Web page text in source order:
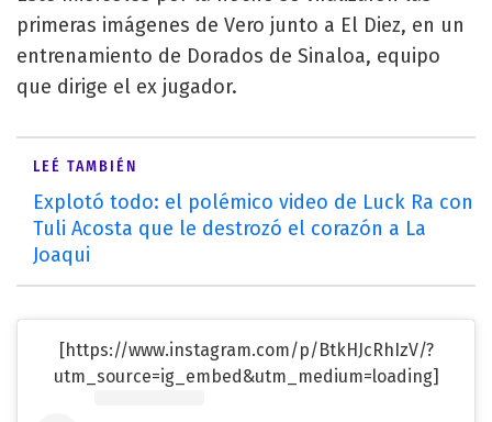
primeras imágenes de Vero junto a El Diez, en un
entrenamiento de Dorados de Sinaloa, equipo
que dirige el ex jugador.
LEÉ TAMBIÉN
Explotó todo: el polémico video de Luck Ra con
Tuli Acosta que le destrozó el corazón a La
Joaqui
[https://www.instagram.com/p/BtkHJcRhIzV/?
utm_source=ig_embed&utm_medium=loading]